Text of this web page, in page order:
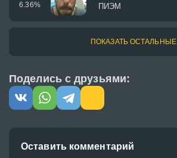
6.36% ПИЭМ
ПОКАЗАТЬ ОСТАЛЬНЫЕ
Поделись с друзьями:
Оставить комментарий